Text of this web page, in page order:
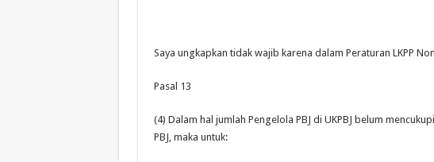
Saya ungkapkan tidak wajib karena dalam Peraturan LKPP
Pasal 13
(4) Dalam hal jumlah Pengelola PBJ di UKPBJ belum
PBJ, maka untuk: